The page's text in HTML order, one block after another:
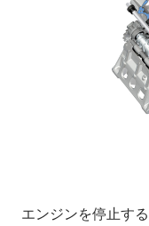
エンジンを停止す